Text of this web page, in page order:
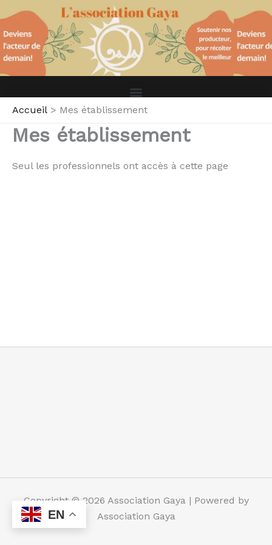
au
contenu
Accueil Mes établissement
Mes établissement
Seul les professionnels ont accès à cette page
Copyright © 2026 Association Gaya | Powered by
Association Gaya
EN